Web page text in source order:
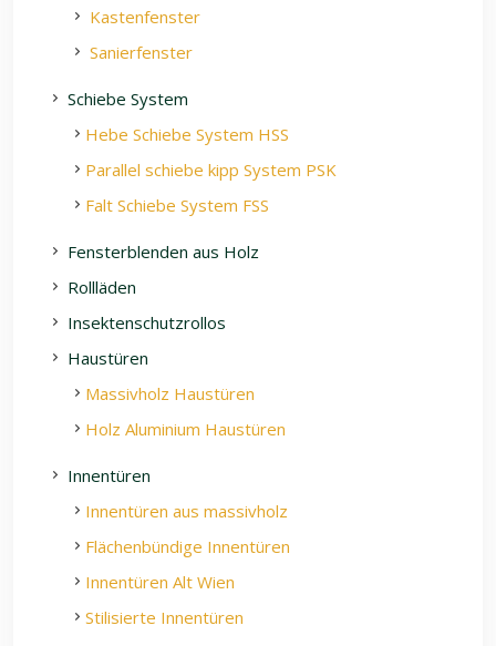
Kastenfenster
Sanierfenster
Schiebe System
Hebe Schiebe System HSS
Parallel schiebe kipp System PSK
Falt Schiebe System FSS
Fensterblenden aus Holz
Rollläden
Insektenschutzrollos
Haustüren
Massivholz Haustüren
Holz Aluminium Haustüren
Innentüren
Innentüren aus massivholz
Flächenbündige Innentüren
Innentüren Alt Wien
Stilisierte Innentüren